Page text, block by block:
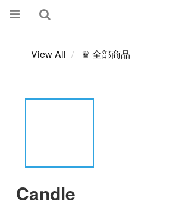
View All ♛ 全部商品
Candle